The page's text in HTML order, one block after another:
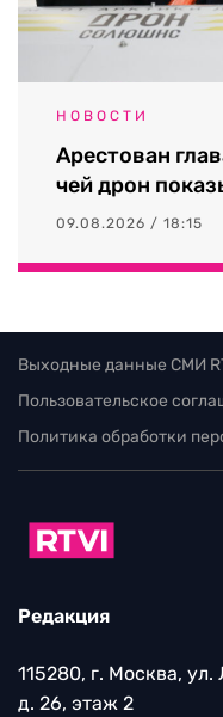
НОВОСТИ
Арестован
чей дрон
09.08.2026 / 18:15
Выходные данные СМИ
Пользовательское
Политика обработки
Редакция
115280, г. Москва,
д. 26, этаж 2